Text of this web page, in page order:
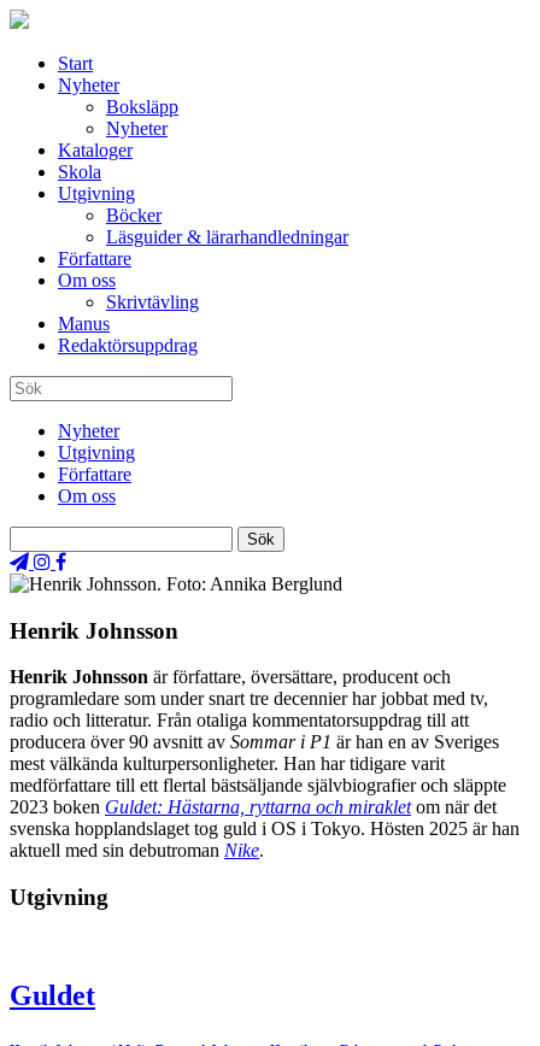
Start
Nyheter
Boksläpp
Nyheter
Kataloger
Skola
Utgivning
Böcker
Läsguider & lärarhandledningar
Författare
Om oss
Skrivtävling
Manus
Redaktörsuppdrag
Nyheter
Utgivning
Författare
Om oss
Henrik Johnsson
Henrik Johnsson är författare, översättare, producent och
programledare som under snart tre decennier har jobbat med tv,
radio och litteratur. Från otaliga kommentatorsuppdrag till att
producera över 90 avsnitt av Sommar i P1 är han en av Sveriges
mest välkända kulturpersonligheter. Han har tidigare varit
medförfattare till ett flertal bästsäljande självbiografier och släppte
2023 boken Guldet: Hästarna, ryttarna och mirakletom när det
svenska hopplandslaget tog guld i OS i Tokyo. Hösten 2025 är han
aktuell med sin debutroman Nike.
Utgivning
Guldet